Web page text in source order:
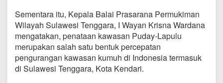
Sementara itu, Kepala Balai Prasarana Permukiman
Wilayah Sulawesi Tenggara, I Wayan Krisna Wardana
mengatakan, penataan kawasan Puday-Lapulu
merupakan salah satu bentuk percepatan
pengurangan kawasan kumuh di Indonesia termasuk
di Sulawesi Tenggara, Kota Kendari.